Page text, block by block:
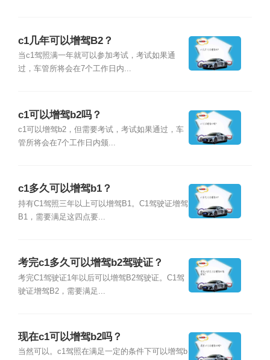
c1几年可以增驾B2？
当c1驾照满一年就可以参加考试，考试如果通
过，车管所将会在7个工作日内...
c1可以增驾b2吗？
c1可以增驾b2，但需要考试，考试如果通过，车
管所将会在7个工作日内颁...
c1多久可以增驾b1？
持有C1驾照三年以上可以增驾B1。C1驾驶证增驾
B1，需要满足这四点要...
考完c1多久可以增驾b2驾驶证？
考完C1驾驶证1年以后可以增驾B2驾驶证。C1驾
驶证增驾B2，需要满足...
现在c1可以增驾b2吗？
当然可以。c1驾照在满足一定的条件下可以增驾b